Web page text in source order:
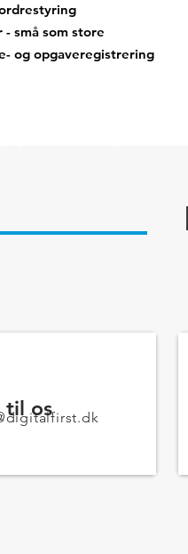
- små som store
og opgaveregistrering
til os